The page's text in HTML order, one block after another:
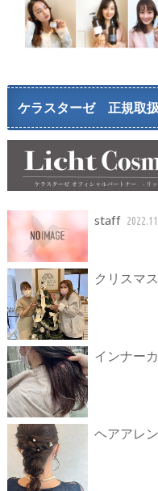
ケラスターゼ 正規取扱
staff
クリスマ
インナー
ヘアアレ